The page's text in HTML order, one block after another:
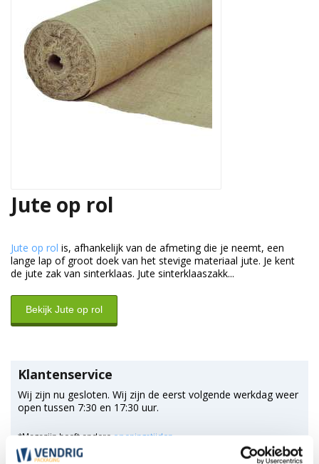
Jute op rol
Jute op rol is, afhankelijk van de afmeting die je neemt, een
lange lap of groot doek van het stevige materiaal jute. Je kent
de jute zak van sinterklaas. Jute sinterklaaszakk...
Bekijk Jute op rol
Klantenservice
Wij zijn nu gesloten. Wij zijn de eerst volgende werkdag weer
open tussen 7:30 en 17:30 uur.
*Magazijn heeft andereopeningstijden.